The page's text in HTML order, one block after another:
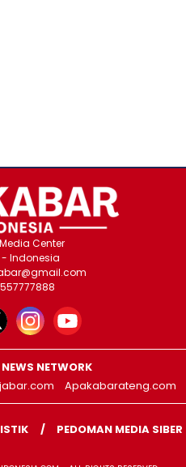
Center
Indonesia
NETWORK
Apakabarateng.com
PEDOMAN MEDIA SIBER